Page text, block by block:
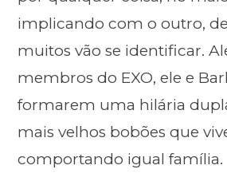
implicando com o outro,
muitos vão se identificar.
membros do EXO, ele e
formarem uma hilária
mais velhos bobões que
comportando igual família.